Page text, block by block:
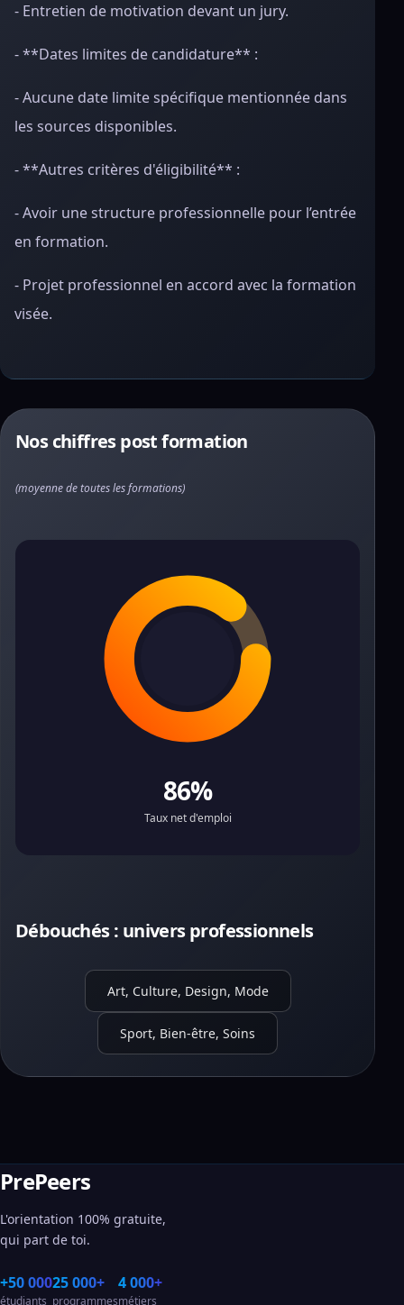
- Entretien de motivation devant un jury.
- **Dates limites de candidature** :
- Aucune date limite spécifique mentionnée dans
les sources disponibles.
- **Autres critères d'éligibilité** :
- Avoir une structure professionnelle pour l’entrée
en formation.
- Projet professionnel en accord avec la formation
visée.
Nos chiffres post formation
(moyenne de toutes les formations)
86%
Taux net d'emploi
Débouchés : univers professionnels
Art, Culture, Design, Mode
Sport, Bien-être, Soins
PrePeers
L'orientation 100% gratuite,
qui part de toi.
+50 000
étudiants
25 000+
programmes
4 000+
métiers